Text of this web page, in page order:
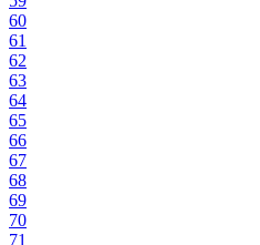
60
61
62
63
64
65
66
67
68
69
70
71